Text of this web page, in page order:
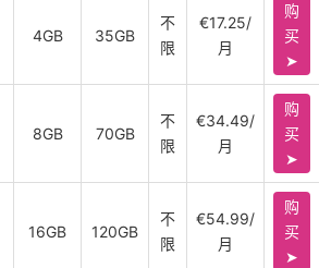
4GB 35GB
不
限
€17.25/
月
购
买
➤
8GB 70GB
不
限
€34.49/
月
购
买
➤
16GB 120GB
不
限
€54.99/
月
购
买
➤